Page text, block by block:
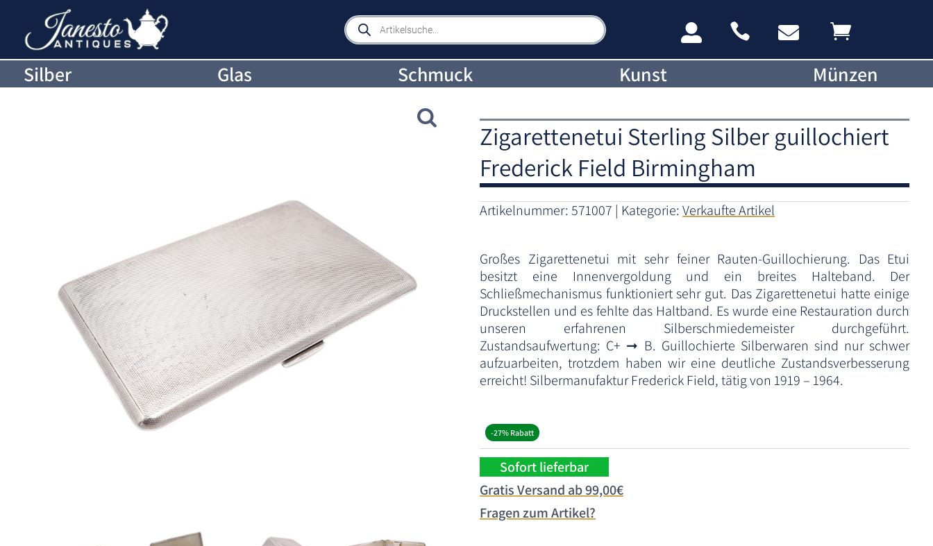
Products
search    
Silber Glas Schmuck Kunst Münzen
Zigarettenetui Sterling Silber guillochiert
Frederick Field Birmingham
Artikelnummer:571007 Kategorie:Verkaufte Artikel
Großes Zigarettenetui mit sehr feiner Rauten-Guillochierung. Das Etui
besitzt eine Innenvergoldung und ein breites Halteband. Der
Schließmechanismus funktioniert sehr gut. Das Zigarettenetui hatte einige
Druckstellen und es fehlte das Haltband. Es wurde eine Restauration durch
unseren erfahrenen Silberschmiedemeister durchgeführt.
Zustandsaufwertung: C+ ➞ B. Guillochierte Silberwaren sind nur schwer
aufzuarbeiten, trotzdem haben wir eine deutliche Zustandsverbesserung
erreicht! Silbermanufaktur Frederick Field, tätig von 1919 – 1964.
-27% Rabatt
Sofort lieferbar
Gratis Versand ab 99,00€
Fragen zum Artikel?